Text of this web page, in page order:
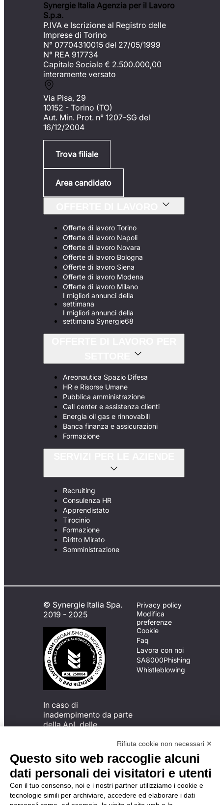
Synergie Italia Agenzia per il Lavoro
S.p.a.
P.IVA e Iscrizione al Registro delle
Imprese di Torino
N° 07704310015 del 27/05/1999
N° REA 917734
Capitale Sociale € 2.500.000,00
interamente versato
Via Pisa, 29
10152 - Torino (TO)
Aut. Min. Prot. n° 1207-SG del
16/12/2004
Trova filiale
Area candidato
Offerte di lavoro Torino
Offerte di lavoro Napoli
Offerte di lavoro Novara
Offerte di lavoro Bologna
Offerte di lavoro Siena
Offerte di lavoro Modena
Offerte di lavoro Milano
I migliori annunci della
settimana
I migliori annunci della
settimana Synergie68
Areonautica Spazio Difesa
HR e Risorse Umane
Pubblica amministrazione
Call center e assistenza clienti
Energia oil gas e rinnovabili
Banca finanza e assicurazioni
Formazione
Recruiting
Consulenza HR
Apprendistato
Tirocinio
Formazione
Diritto Mirato
Somministrazione
© Synergie Italia Spa.
2019 - 2025
In caso di
inadempimento da parte
della ApL delle
del Codice di Condotta, è
possibile presentare un
reclamo
all’Organismo di
Monitoraggio utilizzando
una delle modalità
descritte al seguente
Privacy policy
Modifica
preferenze
Cookie
Faq
Lavora con noi
SA8000Phishing
Whistleblowing
Rifiuta cookie non necessari ✕
Questo sito web raccoglie alcuni
dati personali dei visitatori e utenti
Con il tuo consenso, noi e i nostri partner utilizziamo i cookie e
tecnologie simili per archiviare, accedere ed elaborare i dati